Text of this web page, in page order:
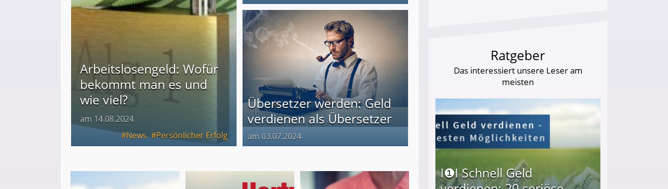
Arbeitslosengeld: Wofür
bekommt man es und
wie viel?
am 14.08.2024
News
Persönlicher Erfolg
Übersetzer werden: Geld
verdienen als Übersetzer
am 03.07.2024
Ratgeber
Das interessiert unsere Leser am
meisten
I❶I Schnell Geld